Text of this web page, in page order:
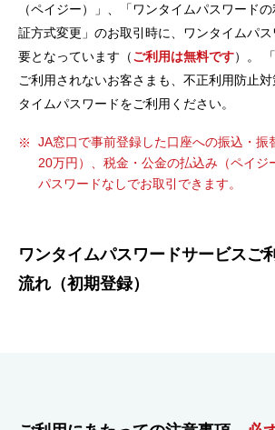
（ペイジー）」、「ワンタイムパスワード
証方式変更」のお取引時に、ワンタイムパ
要となっています（ご利用は無料です）。
ご利用されないお客さまも、不正利用防止
タイムパスワードをご利用ください。
JA窓口で事前登録した口座への振込・振
20万円）、税金・公金の払込み（ペイジ
パスワードなしでお取引できます。
ワンタイムパスワードサービスご
流れ（初期登録）